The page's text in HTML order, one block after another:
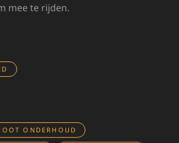
mee te rijden.
ONDERHOUD